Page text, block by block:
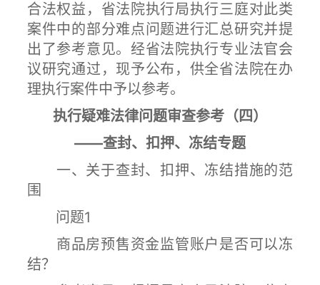
合法权益，省法院执行局执行三庭对此类
案件中的部分难点问题进行汇总研究并提
出了参考意见。经省法院执行专业法官会
议研究通过，现予公布，供全省法院在办
理执行案件中予以参考。
执行疑难法律问题审查参考（四）
——查封、扣押、冻结专题
一、关于查封、扣押、冻结措施的范
围
问题1
商品房预售资金监管账户是否可以冻
结？